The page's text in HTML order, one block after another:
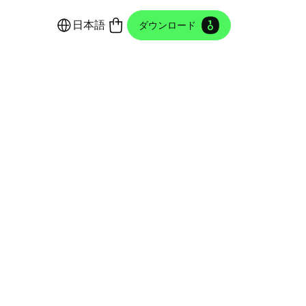
日本語 ダウンロード